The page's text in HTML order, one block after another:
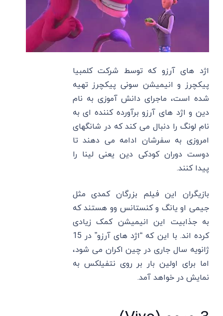
اژد های آرزو که توسط شرکت کلمبیا
پیکچرز و انیمیشن سونی پیکچرز تهیه
شده است، ماجرای دانش آموزی به نام
دین و اژد های آرزو برآورده کننده ای به
نام لونگ را دنبال می کند که در شانگهای
امروزی به سفرشان ادامه می دهند تا
دوست دوران کودکی دین یعنی لینا را
پیدا کنند.
بازیگران این فیلم بزرگان کمدی مثل
جیمی او یانگ و کنستانس وو هستند که
به جذابیت این انیمیشن کمک زیادی
کرده اند. با این که “اژد های آرزو” در 15
ژانویه سال جاری در چین اکران می شود،
اما برای اولین بار بر روی نتفیلکس به
نمایش در خواهد آمد.